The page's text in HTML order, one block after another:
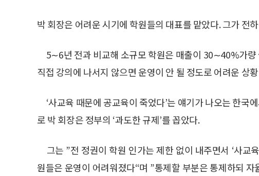
박 회장은 어려운 시기에 학원들의 대표를 맡았다. 그가 전
5∼6년 전과 비교해 소규모 학원은 매출이 30∼40%가량
직접 강의에 나서지 않으면 운영이 안 될 정도로 어려운 상
‘사교육 때문에 공교육이 죽었다’는 얘기가 나오는 한국
로 박 회장은 정부의 ‘과도한 규제’를 꼽았다.
그는 ”전 정권이 학원 인가는 제한 없이 내주면서 ‘사교
원들은 운영이 어려워졌다“며 ”통제할 부분은 통제하되